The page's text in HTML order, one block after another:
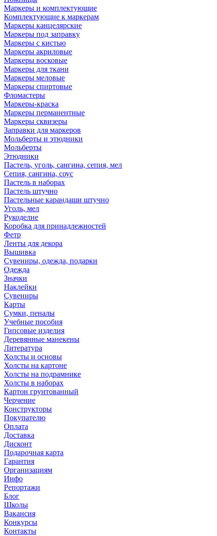
Маркеры и комплектующие
Комплектующие к маркерам
Маркеры канцелярские
Маркеры под заправку
Маркеры с кистью
Маркеры акриловые
Маркеры восковые
Маркеры для ткани
Маркеры меловые
Маркеры спиртовые
Фломастеры
Маркеры-краска
Маркеры перманентные
Маркеры сквизеры
Заправки для маркеров
Мольберты и этюдники
Мольберты
Этюдники
Пастель, уголь, сангина, сепия, мел
Сепия, сангина, соус
Пастель в наборах
Пастель штучно
Пастельные карандаши штучно
Уголь, мел
Рукоделие
Коробка для принадлежностей
Фетр
Ленты для декора
Вышивка
Сувениры, одежда, подарки
Одежда
Значки
Наклейки
Сувениры
Карты
Сумки, пеналы
Учебные пособия
Гипсовые изделия
Деревянные манекены
Литература
Холсты и основы
Холсты на картоне
Холсты на подрамнике
Холсты в наборах
Картон грунтованный
Черчение
Конструкторы
Покупателю
Оплата
Доставка
Дисконт
Подарочная карта
Гарантия
Организациям
Инфо
Репортажи
Блог
Школы
Вакансия
Конкурсы
Контакты